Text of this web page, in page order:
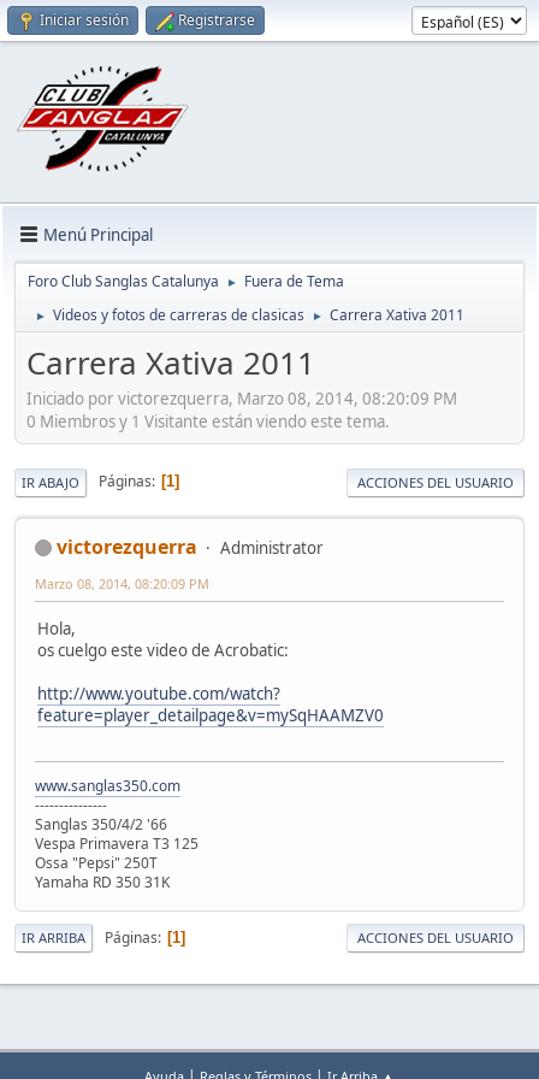
Iniciar sesión Registrarse
Menú Principal
Foro Club Sanglas Catalunya ► Fuera de Tema
► Videos y fotos de carreras de clasicas ► Carrera Xativa 2011
Carrera Xativa 2011
Iniciado por victorezquerra, Marzo 08, 2014, 08:20:09 PM
0 Miembros y 1 Visitante están viendo este tema.
IR ABAJO Páginas 1 ACCIONES DEL USUARIO
victorezquerra Administrator
Marzo 08, 2014, 08:20:09 PM
Hola,
os cuelgo este video de Acrobatic:
http://www.youtube.com/watch?
feature=player_detailpage&v=mySqHAAMZV0
www.sanglas350.com
---------------
Sanglas 350/4/2 '66
Vespa Primavera T3 125
Ossa "Pepsi" 250T
Yamaha RD 350 31K
IR ARRIBA Páginas 1 ACCIONES DEL USUARIO